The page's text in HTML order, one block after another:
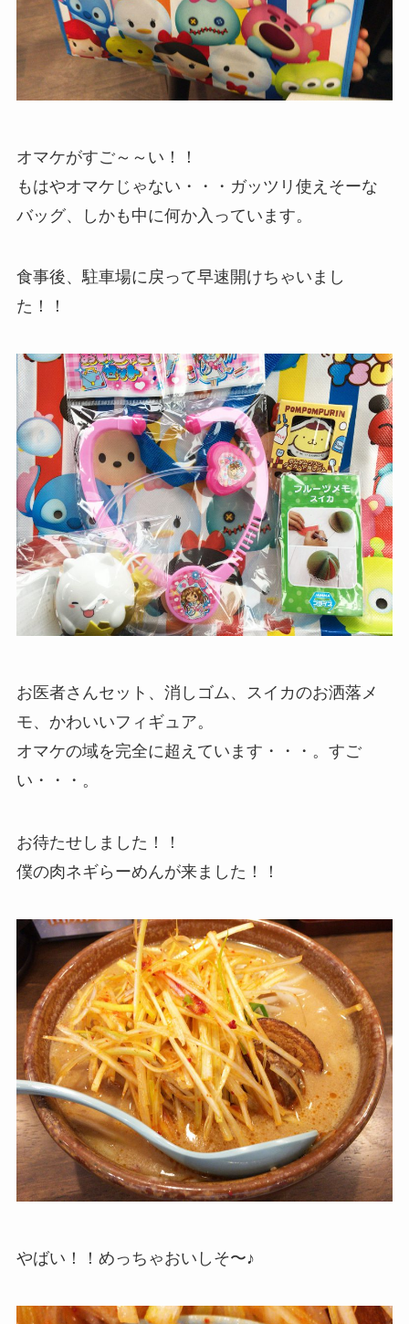
オマケがすご～～い！！
もはやオマケじゃない・・・ガッツリ使えそーな
バッグ、しかも中に何か入っています。
食事後、駐車場に戻って早速開けちゃいまし
た！！
お医者さんセット、消しゴム、スイカのお洒落メ
モ、かわいいフィギュア。
オマケの域を完全に超えています・・・。すご
い・・・。
お待たせしました！！
僕の肉ネギらーめんが来ました！！
やばい！！めっちゃおいしそ〜♪